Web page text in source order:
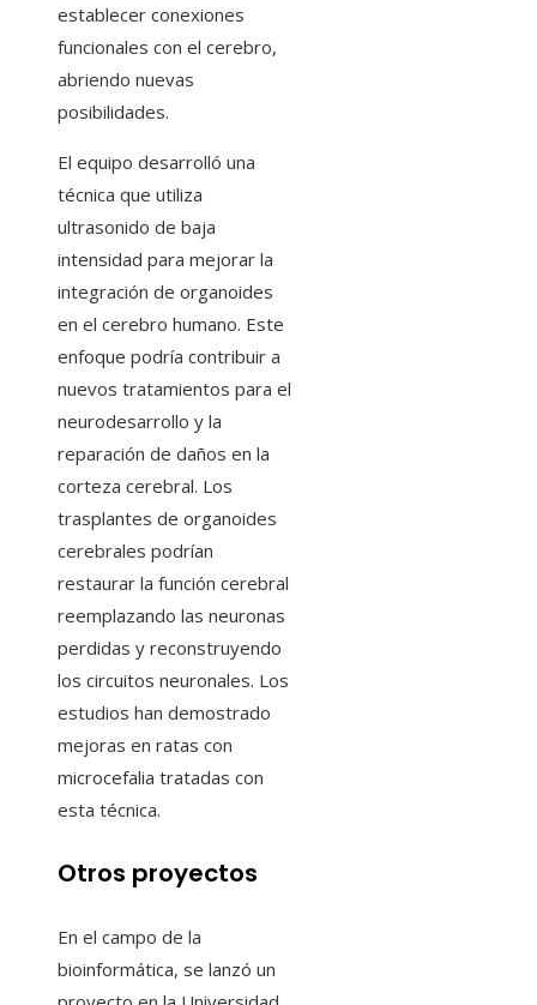
establecer conexiones
funcionales con el cerebro,
abriendo nuevas
posibilidades.
El equipo desarrolló una
técnica que utiliza
ultrasonido de baja
intensidad para mejorar la
integración de organoides
en el cerebro humano. Este
enfoque podría contribuir a
nuevos tratamientos para el
neurodesarrollo y la
reparación de daños en la
corteza cerebral. Los
trasplantes de organoides
cerebrales podrían
restaurar la función cerebral
reemplazando las neuronas
perdidas y reconstruyendo
los circuitos neuronales. Los
estudios han demostrado
mejoras en ratas con
microcefalia tratadas con
esta técnica.
Otros proyectos
En el campo de la
bioinformática, se lanzó un